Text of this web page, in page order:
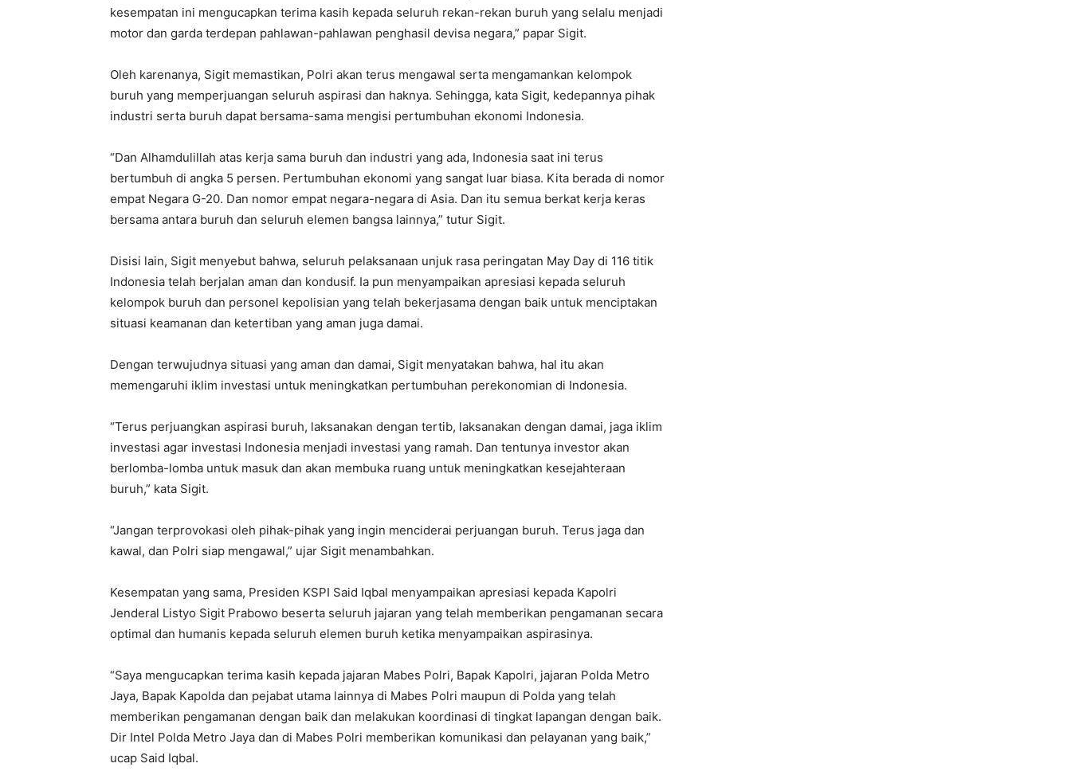
kesempatan ini mengucapkan terima kasih kepada seluruh rekan-rekan buruh yang selalu menjadi
motor dan garda terdepan pahlawan-pahlawan penghasil devisa negara,” papar Sigit.
Oleh karenanya, Sigit memastikan, Polri akan terus mengawal serta mengamankan kelompok
buruh yang memperjuangan seluruh aspirasi dan haknya. Sehingga, kata Sigit, kedepannya pihak
industri serta buruh dapat bersama-sama mengisi pertumbuhan ekonomi Indonesia.
“Dan Alhamdulillah atas kerja sama buruh dan industri yang ada, Indonesia saat ini terus
bertumbuh di angka 5 persen. Pertumbuhan ekonomi yang sangat luar biasa. Kita berada di nomor
empat Negara G-20. Dan nomor empat negara-negara di Asia. Dan itu semua berkat kerja keras
bersama antara buruh dan seluruh elemen bangsa lainnya,” tutur Sigit.
Disisi lain, Sigit menyebut bahwa, seluruh pelaksanaan unjuk rasa peringatan May Day di 116 titik
Indonesia telah berjalan aman dan kondusif. Ia pun menyampaikan apresiasi kepada seluruh
kelompok buruh dan personel kepolisian yang telah bekerjasama dengan baik untuk menciptakan
situasi keamanan dan ketertiban yang aman juga damai.
Dengan terwujudnya situasi yang aman dan damai, Sigit menyatakan bahwa, hal itu akan
memengaruhi iklim investasi untuk meningkatkan pertumbuhan perekonomian di Indonesia.
“Terus perjuangkan aspirasi buruh, laksanakan dengan tertib, laksanakan dengan damai, jaga iklim
investasi agar investasi Indonesia menjadi investasi yang ramah. Dan tentunya investor akan
berlomba-lomba untuk masuk dan akan membuka ruang untuk meningkatkan kesejahteraan
buruh,” kata Sigit.
“Jangan terprovokasi oleh pihak-pihak yang ingin menciderai perjuangan buruh. Terus jaga dan
kawal, dan Polri siap mengawal,” ujar Sigit menambahkan.
Kesempatan yang sama, Presiden KSPI Said Iqbal menyampaikan apresiasi kepada Kapolri
Jenderal Listyo Sigit Prabowo beserta seluruh jajaran yang telah memberikan pengamanan secara
optimal dan humanis kepada seluruh elemen buruh ketika menyampaikan aspirasinya.
“Saya mengucapkan terima kasih kepada jajaran Mabes Polri, Bapak Kapolri, jajaran Polda Metro
Jaya, Bapak Kapolda dan pejabat utama lainnya di Mabes Polri maupun di Polda yang telah
memberikan pengamanan dengan baik dan melakukan koordinasi di tingkat lapangan dengan baik.
Dir Intel Polda Metro Jaya dan di Mabes Polri memberikan komunikasi dan pelayanan yang baik,”
ucap Said Iqbal.